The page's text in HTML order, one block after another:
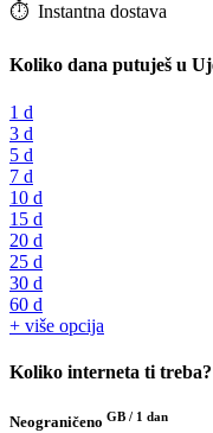
⏱️️ Instantna dostava
Koliko dana putuješ u
1 d
3 d
5 d
7 d
10 d
15 d
20 d
25 d
30 d
60 d
+ više opcija
Koliko interneta ti treba?
Neograničeno GB / 1 dan